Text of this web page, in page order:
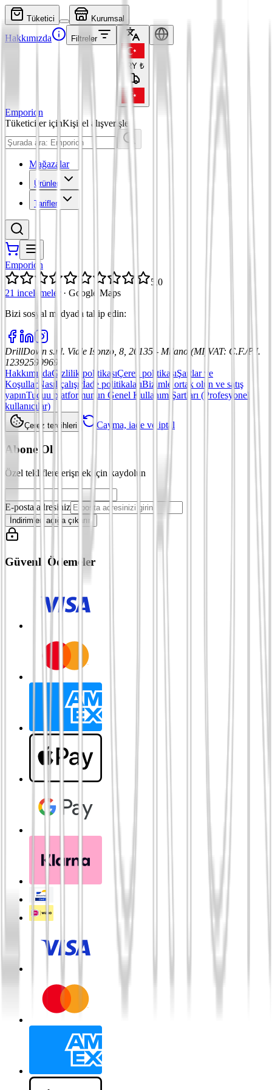
Tüketici Kurumsal
Hakkımızda Filtreler
TRY ₺
Emporion
Tüketiciler içinKişisel alışverişler
Mağazalar
Ürünler
Tarifler
Emporion
5,0
21 incelemeler
· Google Maps
Bizi sosyal medyada takip edin:
DrillDown s.r.l. Viale Isonzo, 8, 20135 - Milano (MI) VAT: C.F./P.I.
12392590969
HakkımızdaGizlilik politikasıÇerez politikasıŞartlar ve
KoşullarNasıl çalışırİade politikalarıBizimle ortak olun ve satış
yapınTuduu platformunun Genel Kullanım Şartları (Profesyonel
kullanıcılar)
Çerez tercihleri Cayma, iade ve iptal
Abone Ol
Özel tekliflere erişmek için kaydolun
E-posta adresiniz
İndirimleri açığa çıkarın
Güvenli Ödemeler